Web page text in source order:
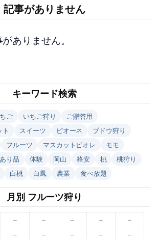
記事がありません
ありません。
キーワード検索
ご いちご狩り
ご贈答用
スイーツ ピオーネ
ブドウ狩り
フルーツ マスカットビオレ
モモ
り品 体験 岡山 格安 桃
桃狩り
白桃 白鳳 農業 食べ放題
月別 フルーツ狩り
– – – –
–
– – – – –